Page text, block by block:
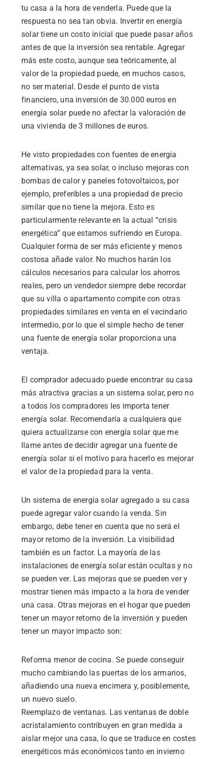
tu casa a la hora de venderla. Puede que la
respuesta no sea tan obvia. Invertir en energía
solar tiene un costo inicial que puede pasar años
antes de que la inversión sea rentable. Agregar
más este costo, aunque sea teóricamente, al
valor de la propiedad puede, en muchos casos,
no ser material. Desde el punto de vista
financiero, una inversión de 30.000 euros en
energía solar puede no afectar la valoración de
una vivienda de 3 millones de euros.
He visto propiedades con fuentes de energía
alternativas, ya sea solar, o incluso mejoras con
bombas de calor y paneles fotovoltaicos, por
ejemplo, preferibles a una propiedad de precio
similar que no tiene la mejora. Esto es
particularmente relevante en la actual “crisis
energética” que estamos sufriendo en Europa.
Cualquier forma de ser más eficiente y menos
costosa añade valor. No muchos harán los
cálculos necesarios para calcular los ahorros
reales, pero un vendedor siempre debe recordar
que su villa o apartamento compite con otras
propiedades similares en venta en el vecindario
intermedio, por lo que el simple hecho de tener
una fuente de energía solar proporciona una
ventaja.
El comprador adecuado puede encontrar su casa
más atractiva gracias a un sistema solar, pero no
a todos los compradores les importa tener
energía solar. Recomendaría a cualquiera que
quiera actualizarse con energía solar que me
llame antes de decidir agregar una fuente de
energía solar si el motivo para hacerlo es mejorar
el valor de la propiedad para la venta.
Un sistema de energía solar agregado a su casa
puede agregar valor cuando la venda. Sin
embargo, debe tener en cuenta que no será el
mayor retorno de la inversión. La visibilidad
también es un factor. La mayoría de las
instalaciones de energía solar están ocultas y no
se pueden ver. Las mejoras que se pueden ver y
mostrar tienen más impacto a la hora de vender
una casa. Otras mejoras en el hogar que pueden
tener un mayor retorno de la inversión y pueden
tener un mayor impacto son:
Reforma menor de cocina. Se puede conseguir
mucho cambiando las puertas de los armarios,
añadiendo una nueva encimera y, posiblemente,
un nuevo suelo.
Reemplazo de ventanas. Las ventanas de doble
acristalamiento contribuyen en gran medida a
aislar mejor una casa, lo que se traduce en costes
energéticos más económicos tanto en invierno